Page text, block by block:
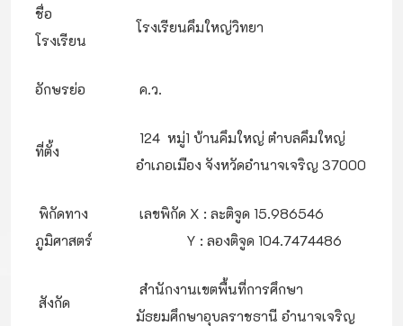
ชื่อ
โรงเรียน
โรงเรียนคึมใหญ่วิทยา
อักษรย่อ ค.ว.
ที่ตั้ง
124 หมู่1 บ้านคึมใหญ่ ตำบลคึมใหญ่
อำเภอเมือง จังหวัดอำนาจเจริญ 37000
พิกัดทาง
ภูมิศาสตร์
เลขพิกัด X : ละติจูด 15.986546
Y : ลองติจูด 104.7474486
สังกัด
สำนักงานเขตพื้นที่การศึกษา
มัธยมศึกษาอุบลราชธานี อำนาจเจริญ